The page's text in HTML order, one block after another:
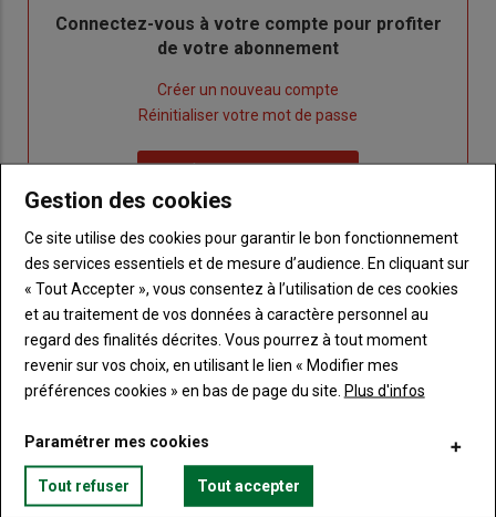
Body
Connectez-vous à votre compte pour profiter
de votre abonnement
nouveau
compte"
Créer un nouveau compte
votre
mot
passe"
Réinitialiser votre mot de passe
Lien
"Je
me
connecte"
Je me connecte
Sous-
titre
Vous n'êtes pas abonné(e)
TITRE CRÉEZ UN COMPTE
BodyChoisissez votre formule et créez votre
compte pour accéder à tout Terre de
Lien Créez un compte
Gestion des cookies
Ce site utilise des cookies pour garantir le bon fonctionnement
des services essentiels et de mesure d’audience. En cliquant sur
« Tout Accepter », vous consentez à l’utilisation de ces cookies
et au traitement de vos données à caractère personnel au
regard des finalités décrites. Vous pourrez à tout moment
revenir sur vos choix, en utilisant le lien « Modifier mes
préférences cookies » en bas de page du site. Plus d'infos
Paramétrer mes cookies
Tout refuser Tout accepter